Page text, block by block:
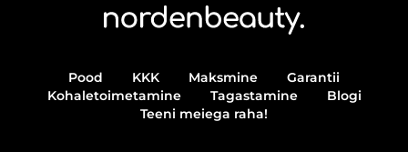
Pood KKK Maksmine
Garantii
Kohaletoimetamine
Tagastamine
Blogi
Teeni meiega raha!